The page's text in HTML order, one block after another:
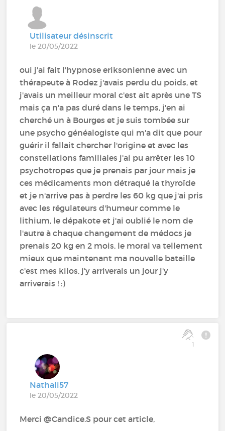
Utilisateur désinscrit
le 20/05/2022
oui j'ai fait l'hypnose eriksonienne avec un
thérapeute à Rodez j'avais perdu du poids, et
j'avais un meilleur moral c'est ait après une TS
mais ça n'a pas duré dans le temps, j'en ai
cherché un à Bourges et je suis tombée sur
une psycho généalogiste qui m'a dit que pour
guérir il fallait chercher l'origine et avec les
constellations familiales j'ai pu arrêter les 10
psychotropes que je prenais par jour mais je
ces médicaments mon détraqué la thyroïde
et je n'arrive pas à perdre les 60 kg que j'ai pris
avec les régulateurs d'humeur comme le
lithium, le dépakote et j'ai oublié le nom de
l'autre à chaque changement de médocs je
prenais 20 kg en 2 mois, le moral va tellement
mieux que maintenant ma nouvelle bataille
c'est mes kilos, j'y arriverais un jour j'y
arriverais ! :)
1
Nathali57
le 20/05/2022
Merci @Candice.S pour cet article,